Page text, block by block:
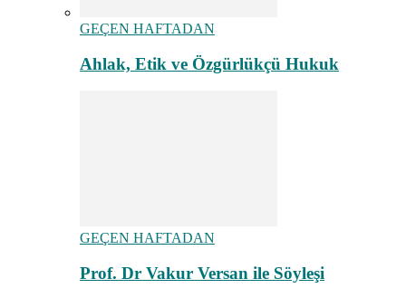
GEÇEN HAFTADAN
Ahlak, Etik ve Özgürlükçü Hukuk
GEÇEN HAFTADAN
Prof. Dr Vakur Versan ile Söyleşi